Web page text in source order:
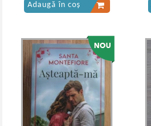
Adaugă în coș